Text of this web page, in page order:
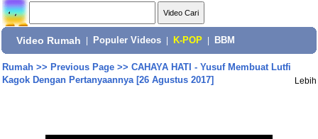
Video Rumah Populer Videos K-POP BBM
Rumah>> Previous Page>> CAHAYA HATI - Yusuf Membuat Lutfi
Kagok Dengan Pertanyaannya [26 Agustus 2017]
Lebih